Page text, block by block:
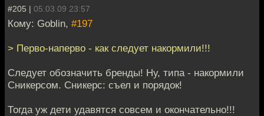
#205 | 05.03.09 23:57
Кому: Goblin, #197
> Перво-наперво - как следует накормили!!!
Следует обозначить бренды! Ну, типа - накормили
Сникерсом. Сникерс: съел и порядок!
Тогда уж дети удавятся совсем и окончательно!!!